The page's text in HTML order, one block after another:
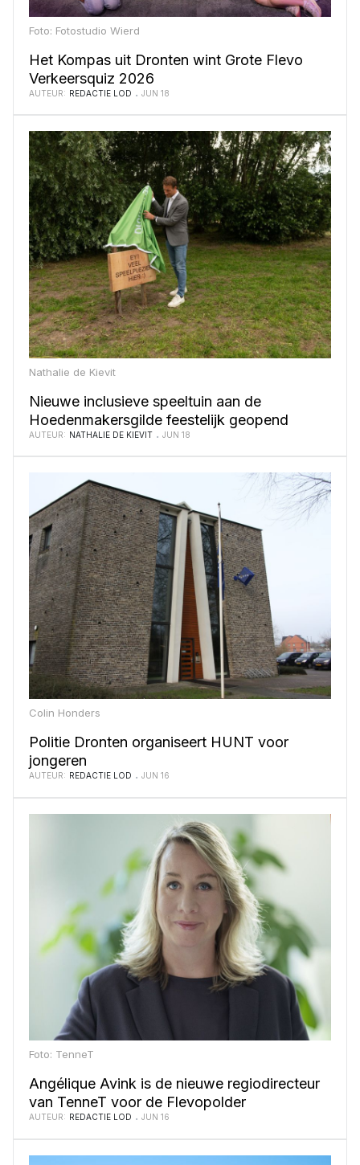
Foto: Fotostudio Wierd
Het Kompas uit Dronten wint Grote Flevo
Verkeersquiz 2026
AUTEUR: REDACTIE LOD JUN 18
Nathalie de Kievit
Nieuwe inclusieve speeltuin aan de
Hoedenmakersgilde feestelijk geopend
AUTEUR: NATHALIE DE KIEVIT JUN 18
Colin Honders
Politie Dronten organiseert HUNT voor
jongeren
AUTEUR: REDACTIE LOD JUN 16
Foto: TenneT
Angélique Avink is de nieuwe regiodirecteur
van TenneT voor de Flevopolder
AUTEUR: REDACTIE LOD JUN 16